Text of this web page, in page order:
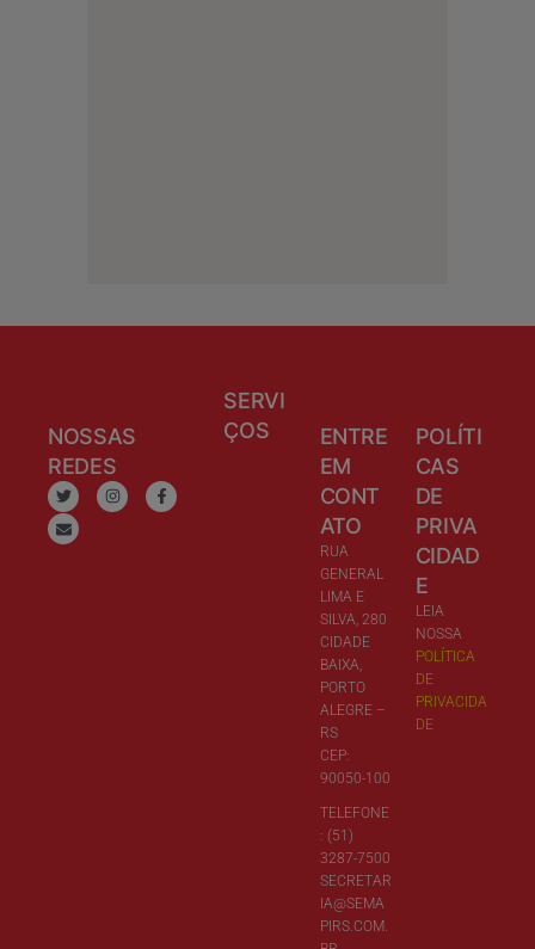
NOSSAS
REDES
SERVI
ÇOS
ENTRE
EM
CONT
ATO
RUA
GENERAL
LIMA E
SILVA, 280
CIDADE
BAIXA,
PORTO
ALEGRE –
RS
CEP:
90050-100
TELEFONE
: (51)
3287-7500
SECRETAR
IA@SEMA
PIRS.COM.
POLÍTI
CAS
DE
PRIVA
CIDAD
E
LEIA
NOSSA
POLÍTICA
DE
PRIVACIDA
DE